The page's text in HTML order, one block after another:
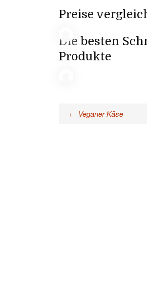
Preise
Die besten
Produkte
← Veganer Käse